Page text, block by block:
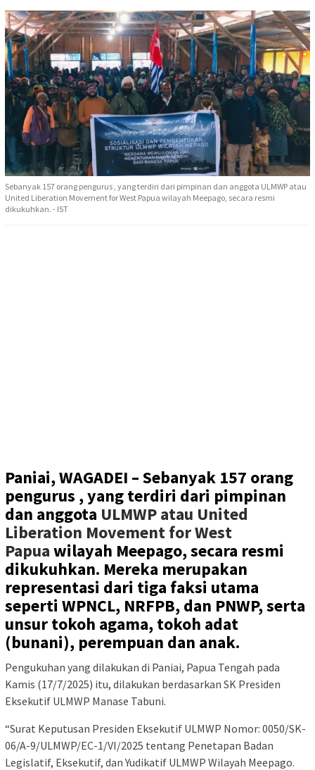
Sebanyak 157 orang pengurus , yang terdiri dari pimpinan dan anggota ULMWP atau
United Liberation Movement for West Papua wilayah Meepago, secara resmi
dikukuhkan. - IST
Paniai, WAGADEI –Sebanyak 157 orang
pengurus , yang terdiri dari pimpinan
dan anggota ULMWP atau United
Liberation Movement for West
Papuawilayah Meepago, secara resmi
dikukuhkan. Mereka merupakan
representasi dari tiga faksi utama
seperti WPNCL, NRFPB, dan PNWP, serta
unsur tokoh agama, tokoh adat
(bunani), perempuan dan anak.
Pengukuhan yang dilakukan di Paniai, Papua Tengah pada
Kamis (17/7/2025) itu, dilakukan berdasarkan SK Presiden
Eksekutif ULMWP Manase Tabuni.
“Surat Keputusan Presiden Eksekutif ULMWP Nomor: 0050/SK-
06/A-9/ULMWP/EC-1/VI/2025 tentang Penetapan Badan
Legislatif, Eksekutif, dan Yudikatif ULMWP Wilayah Meepago.